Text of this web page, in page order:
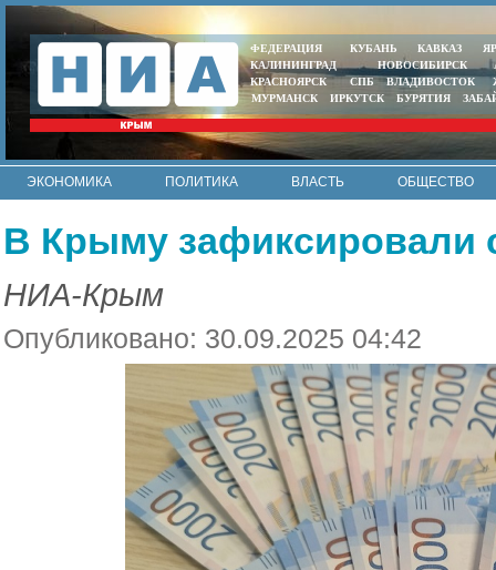
ФЕДЕРАЦИЯ КУБАНЬ КАВКАЗ
КАЛИНИНГРАД
НОВОСИБИРСК
КРАСНОЯРСК
СПБ ВЛАДИВОСТОК
МУРМАНСК
ИРКУТСК БУРЯТИЯ
ЭКОНОМИКА ПОЛИТИКА ВЛАСТЬ
ОБЩЕСТВО
В Крыму зафиксировали
НИА-Крым
Опубликовано: 30.09.2025 04:42